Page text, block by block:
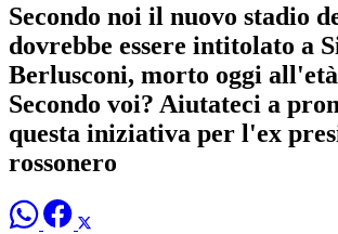
Secondo noi il nuovo stadio
dovrebbe essere intitolato a
Berlusconi, morto oggi
Secondo voi? Aiutateci a
questa iniziativa per l'ex
rossonero